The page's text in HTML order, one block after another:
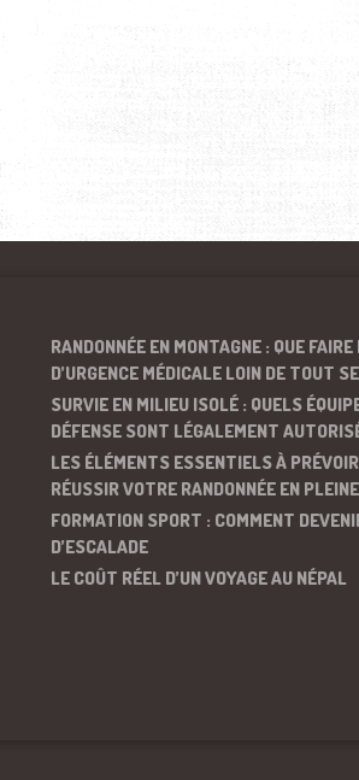
RANDONNÉE EN MONTAGNE : QUE FAIRE
D’URGENCE MÉDICALE LOIN DE TOUT
SURVIE EN MILIEU ISOLÉ : QUELS
DÉFENSE SONT LÉGALEMENT
LES ÉLÉMENTS ESSENTIELS À
RÉUSSIR VOTRE RANDONNÉE EN
FORMATION SPORT : COMMENT
D’ESCALADE
LE COÛT RÉEL D’UN VOYAGE AU NÉPAL